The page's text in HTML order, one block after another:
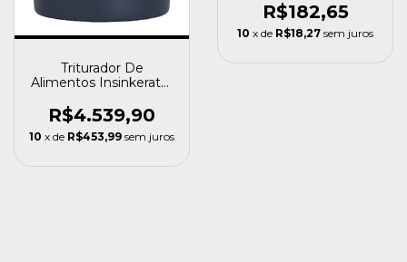
Triturador De
Alimentos Insinkerator
110v
R$4.539,90
10 x de R$453,99 sem juros
R$182,65
10 x de R$18,27 sem juros